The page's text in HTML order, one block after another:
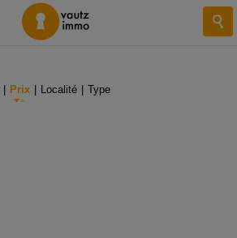
Prix Localité Type